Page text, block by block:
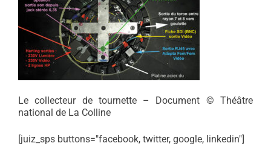
Le collecteur de tournette – Document © Théâtre
national de La Colline
[juiz_sps buttons="facebook, twitter, google, linkedin"]